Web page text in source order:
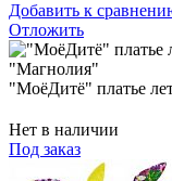
Добавить к
Отложить
"МоёДитё" платье
Нет в наличии
Под заказ